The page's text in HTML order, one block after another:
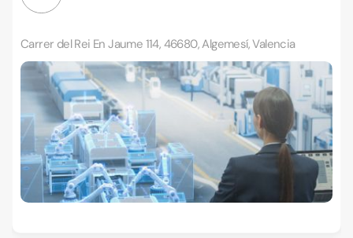
Carrer del Rei En Jaume 114, 46680, Algemesí, Valencia